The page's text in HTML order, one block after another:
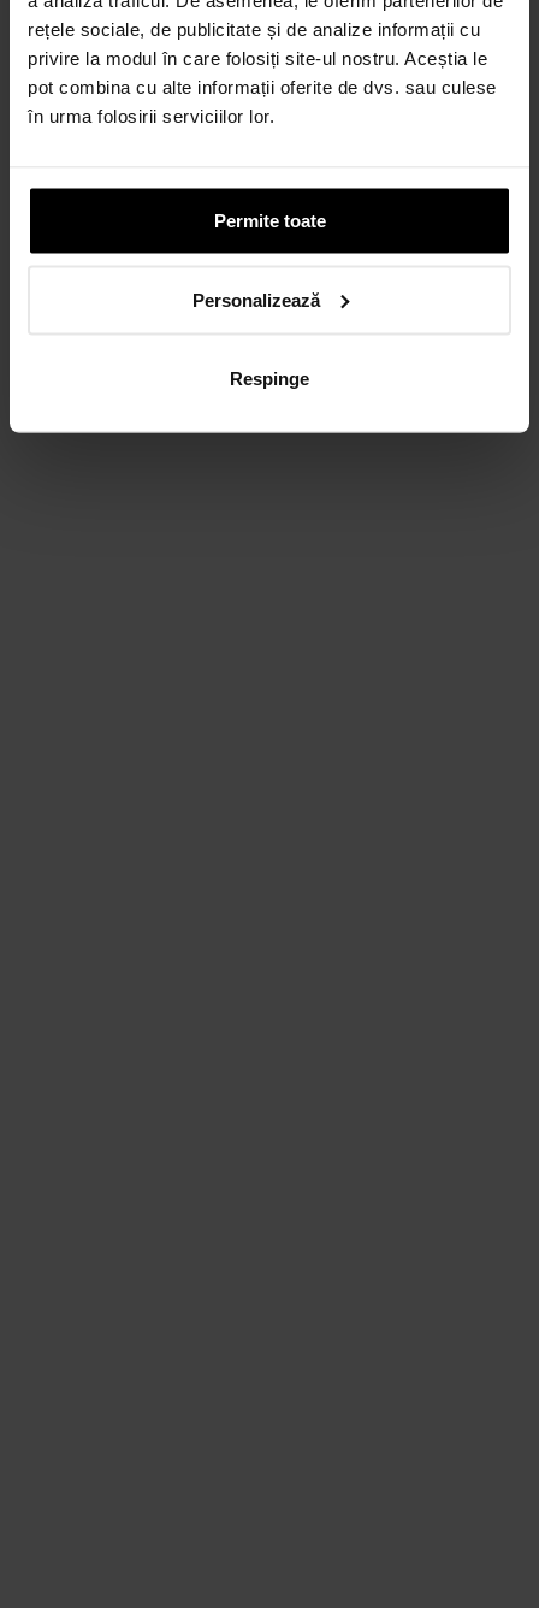
rețele sociale, de publicitate și de analize informații cu
privire la modul în care folosiți site-ul nostru. Aceștia le
pot combina cu alte informații oferite de dvs. sau culese
în urma folosirii serviciilor lor.
Permite toate
Personalizează
Respinge